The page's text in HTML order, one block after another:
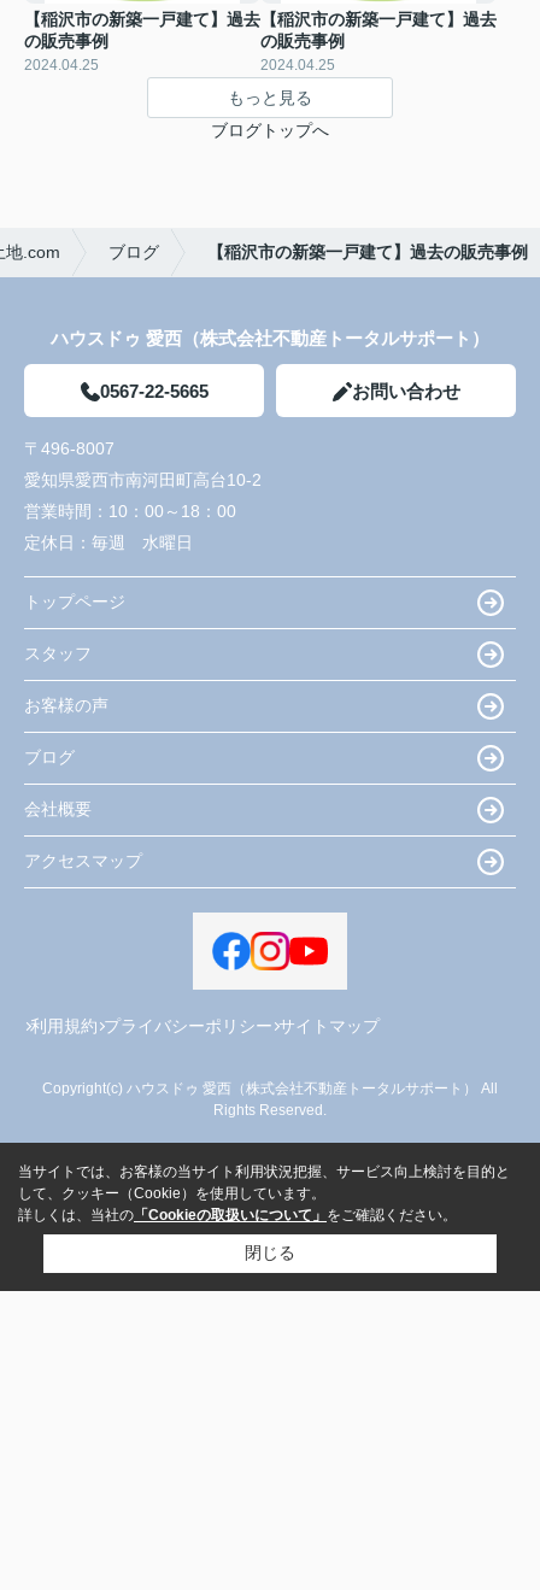
【稲沢市の新築一戸建て】過去
の販売事例
2024.04.25
【稲沢市の新築一戸建て】過去
の販売事例
2024.04.25
もっと見る
ブログトップへ
地.com ブログ 【稲沢市の新築一戸建て】過去の販売事例
ハウスドゥ 愛西（株式会社不動産トータルサポート）
0567-22-5665 お問い合わせ
〒496-8007
愛知県愛西市南河田町高台10-2
営業時間： 10：00～18：00
定休日： 毎週 水曜日
トップページ
スタッフ
お客様の声
ブログ
会社概要
アクセスマップ
利用規約 プライバシーポリシー サイトマップ
Copyright(c) ハウスドゥ 愛西（株式会社不動産トータルサポート） All
Rights Reserved.
当サイトでは、お客様の当サイト利用状況把握、サービス向上検討を目的と
して、クッキー（Cookie）を使用しています。
詳しくは、当社の 「Cookieの取扱いについて」 をご確認ください。
閉じる